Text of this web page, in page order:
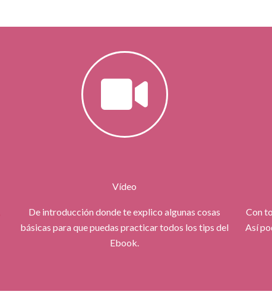
Vídeo
De introducción donde te explico algunas cosas
básicas para que puedas practicar todos los tips del
Ebook.
Con
Así